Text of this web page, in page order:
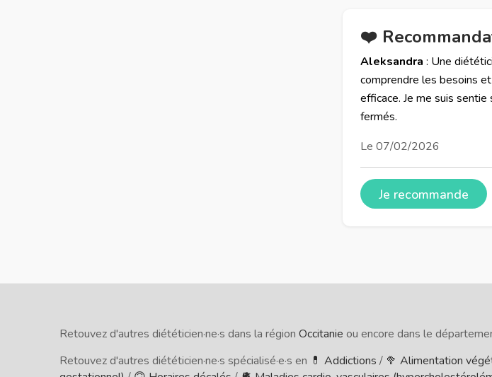
❤️
Aleksandra : Une
comprendre les besoins
efficace. Je me suis
fermés.
Le 07/02/2026
Je recommande
Retouvez d'autres diététicien·ne·s dans la région Occitanie ou encore dans le
Retouvez d'autres diététicien·ne·s spécialisé·e·s en 💊 Addictions / 🥦 Alimentation